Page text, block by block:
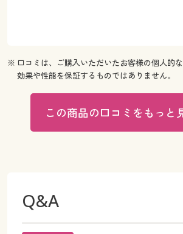
※ 口コミは、ご購入いただいたお客様の個人的
効果や性能を保証するものではありません。
この商品の口コミをもっと
Q&A